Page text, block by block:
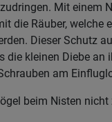
Mit einem
die Räuber, welche
Dieser Schutz
kleinen Diebe an
am
beim Nisten nicht